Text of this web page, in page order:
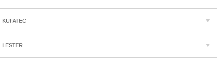
KUFATEC
LESTER